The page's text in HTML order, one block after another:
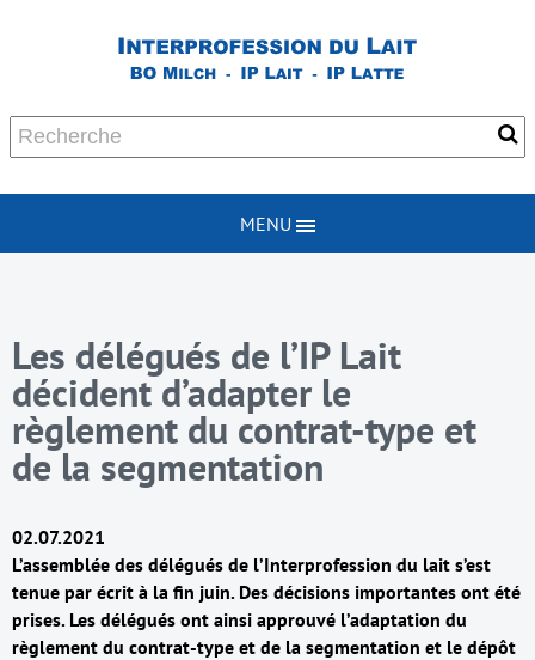
MENU
Les délégués de l’IP Lait
décident d’adapter le
règlement du contrat-type et
de la segmentation
02.07.2021
L’assemblée des délégués de l’Interprofession du lait s’est
tenue par écrit à la fin juin. Des décisions importantes ont été
prises. Les délégués ont ainsi approuvé l’adaptation du
règlement du contrat-type et de la segmentation et le dépôt